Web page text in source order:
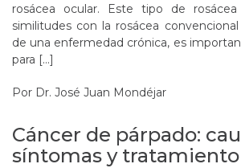
rosácea ocular. Este tipo de
similitudes con la rosácea
de una enfermedad crónica, es
para […]
Por Dr. José Juan Mondéjar
Cáncer de párpado:
síntomas y tratamiento